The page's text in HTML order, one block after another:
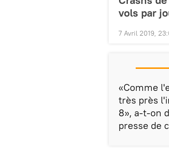
vols par
7 Avril 2019,
«Comme
très près
8», a-t-on
presse de